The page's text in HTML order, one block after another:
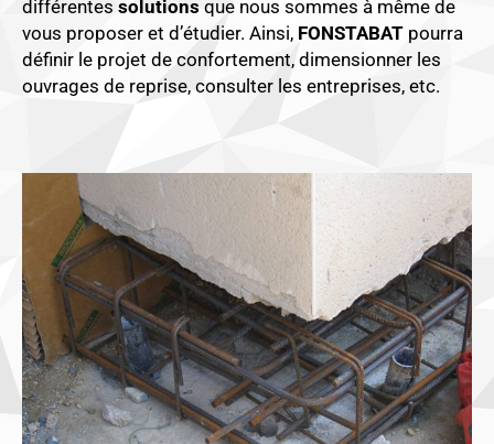
différentes solutions que nous sommes à même de
vous proposer et d’étudier. Ainsi, FONSTABAT pourra
définir le projet de confortement, dimensionner les
ouvrages de reprise, consulter les entreprises, etc.